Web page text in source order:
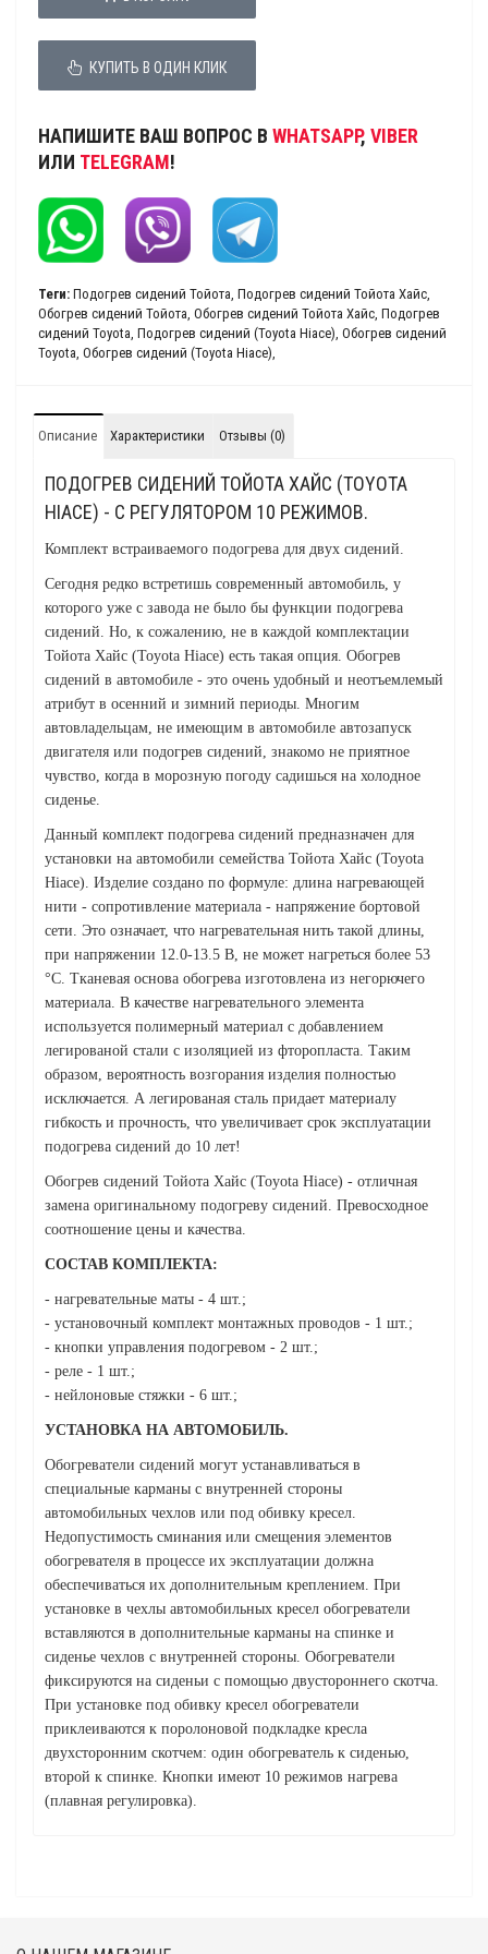
КУПИТЬ В ОДИН КЛИК
НАПИШИТЕ ВАШ ВОПРОС В WHATSAPP, VIBER
ИЛИ TELEGRAM!
Теги: Подогрев сидений Тойота, Подогрев сидений Тойота Хайс,
Обогрев сидений Тойота, Обогрев сидений Тойота Хайс, Подогрев
сидений Toyota, Подогрев сидений (Toyota Hiace), Обогрев сидений
Toyota, Обогрев сидений (Toyota Hiace),
Описание Характеристики Отзывы (0)
ПОДОГРЕВ СИДЕНИЙ ТОЙОТА ХАЙС (TOYOTA
HIACE) - С РЕГУЛЯТОРОМ 10 РЕЖИМОВ.
Комплект встраиваемого подогрева для двух сидений.
Сегодня редко встретишь современный автомобиль, у
которого уже с завода не было бы функции подогрева
сидений. Но, к сожалению, не в каждой комплектации
Тойота Хайс (Toyota Hiace) есть такая опция. Обогрев
сидений в автомобиле - это очень удобный и неотъемлемый
атрибут в осенний и зимний периоды. Многим
автовладельцам, не имеющим в автомобиле автозапуск
двигателя или подогрев сидений, знакомо не приятное
чувство, когда в морозную погоду садишься на холодное
сиденье.
Данный комплект подогрева сидений предназначен для
установки на автомобили семейства Тойота Хайс (Toyota
Hiace). Изделие создано по формуле: длина нагревающей
нити - сопротивление материала - напряжение бортовой
сети. Это означает, что нагревательная нить такой длины,
при напряжении 12.0-13.5 В, не может нагреться более 53
°С. Тканевая основа обогрева изготовлена из негорючего
материала. В качестве нагревательного элемента
используется полимерный материал с добавлением
легированой стали с изоляцией из фторопласта. Таким
образом, вероятность возгорания изделия полностью
исключается. А легированая сталь придает материалу
гибкость и прочность, что увеличивает срок эксплуатации
подогрева сидений до 10 лет!
Обогрев сидений Тойота Хайс (Toyota Hiace) - отличная
замена оригинальному подогреву сидений. Превосходное
соотношение цены и качества.
СОСТАВ КОМПЛЕКТА:
- нагревательные маты - 4 шт.;
- установочный комплект монтажных проводов - 1 шт.;
- кнопки управления подогревом - 2 шт.;
- реле - 1 шт.;
- нейлоновые стяжки - 6 шт.;
УСТАНОВКА НА АВТОМОБИЛЬ.
Обогреватели сидений могут устанавливаться в
специальные карманы с внутренней стороны
автомобильных чехлов или под обивку кресел.
Недопустимость сминания или смещения элементов
обогревателя в процессе их эксплуатации должна
обеспечиваться их дополнительным креплением. При
установке в чехлы автомобильных кресел обогреватели
вставляются в дополнительные карманы на спинке и
сиденье чехлов с внутренней стороны. Обогреватели
фиксируются на сиденьи с помощью двустороннего скотча.
При установке под обивку кресел обогреватели
приклеиваются к поролоновой подкладке кресла
двухсторонним скотчем: один обогреватель к сиденью,
второй к спинке. Кнопки имеют 10 режимов нагрева
(плавная регулировка).